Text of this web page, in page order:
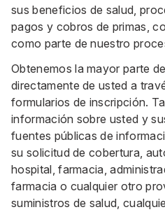
sus beneficios de salud,
pagos y cobros de primas,
como parte de nuestro
Obtenemos la mayor parte
directamente de usted a
formularios de inscripción.
información sobre usted y
fuentes públicas de
su solicitud de cobertura,
hospital, farmacia,
farmacia o cualquier otro
suministros de salud,